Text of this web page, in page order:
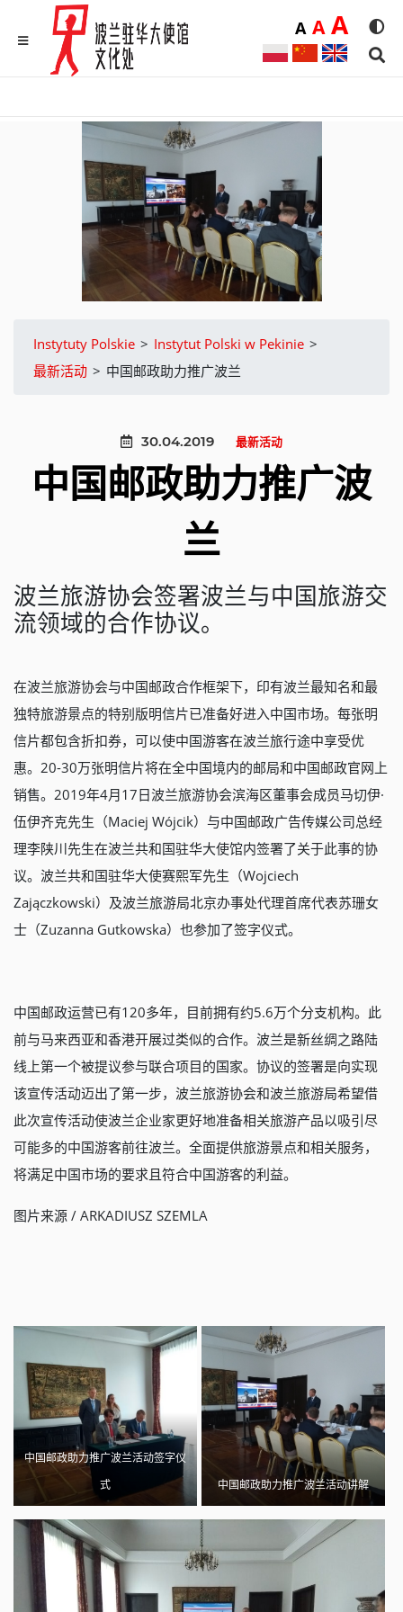
ADomyślna
AŚrednia
A
Instytuty Polskie > Instytut Polski w Pekinie >
最新活动 > 中国邮政助力推广波兰
30.04.2019 最新活动
中国邮政助力推广波
兰
波兰旅游协会签署波兰与中国旅游交
流领域的合作协议。
在波兰旅游协会与中国邮政合作框架下，印有波兰最知名和最
独特旅游景点的特别版明信片已准备好进入中国市场。每张明
信片都包含折扣券，可以使中国游客在波兰旅行途中享受优
惠。20-30万张明信片将在全中国境内的邮局和中国邮政官网上
销售。2019年4月17日波兰旅游协会滨海区董事会成员马切伊·
伍伊齐克先生（Maciej Wójcik）与中国邮政广告传媒公司总经
理李陕川先生在波兰共和国驻华大使馆内签署了关于此事的协
议。波兰共和国驻华大使赛熙军先生（Wojciech
Zajączkowski）及波兰旅游局北京办事处代理首席代表苏珊女
士（Zuzanna Gutkowska）也参加了签字仪式。
中国邮政运营已有120多年，目前拥有约5.6万个分支机构。此
前与马来西亚和香港开展过类似的合作。波兰是新丝绸之路陆
线上第一个被提议参与联合项目的国家。协议的签署是向实现
该宣传活动迈出了第一步，波兰旅游协会和波兰旅游局希望借
此次宣传活动使波兰企业家更好地准备相关旅游产品以吸引尽
可能多的中国游客前往波兰。全面提供旅游景点和相关服务，
将满足中国市场的要求且符合中国游客的利益。
图片来源 / ARKADIUSZ SZEMLA
中国邮政助力推广波兰活动签字仪
式
中国邮政助力推广波兰活动讲解